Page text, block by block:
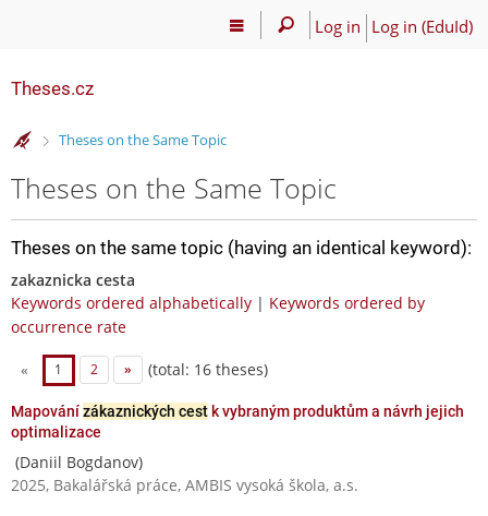
Log in Log in (EduId)
Theses.cz
>
Theses on the Same Topic
Theses on the Same Topic
Theses on the same topic (having an identical keyword):
zakaznicka cesta
Keywords ordered alphabetically | Keywords ordered by
occurrence rate
« 1 2 » (total: 16 theses)
Mapovánízákaznických cest k vybraným produktům a návrh jejich
optimalizace
(Daniil Bogdanov)
2025, Bakalářská práce, AMBIS vysoká škola, a.s.